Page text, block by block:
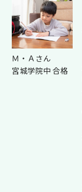
Ｍ・Ａさん
宮城学院中 合格